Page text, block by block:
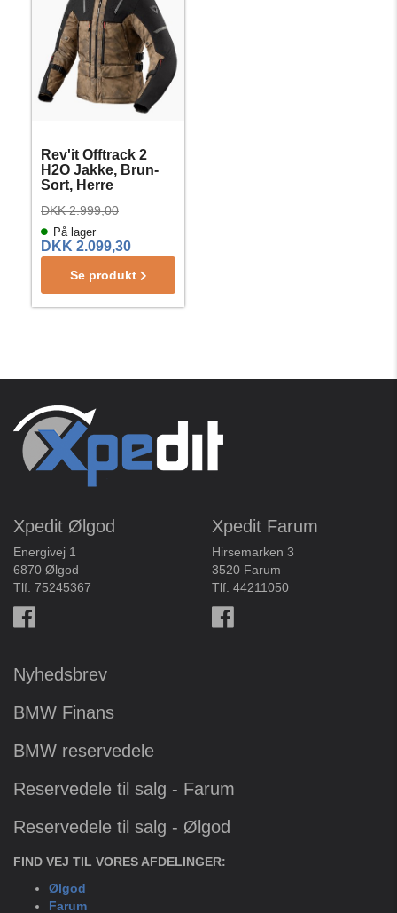
Rev'it Offtrack 2
H2O Jakke, Brun-
Sort, Herre
På lager
DKK 2.999,00
DKK 2.099,30
Se produkt
Xpedit Ølgod
Energivej 1
6870 Ølgod
Tlf: 75245367
Xpedit Farum
Hirsemarken 3
3520 Farum
Tlf: 44211050
Nyhedsbrev
BMW Finans
BMW reservedele
Reservedele til salg - Farum
Reservedele til salg - Ølgod
FIND VEJ TIL VORES AFDELINGER:
Ølgod
Farum